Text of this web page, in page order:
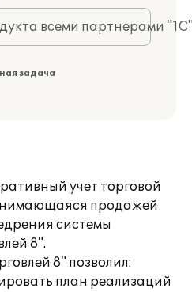
всеми партнерами
задача
учет торговой
продажей
системы
8".
8" позволил:
план реализаций